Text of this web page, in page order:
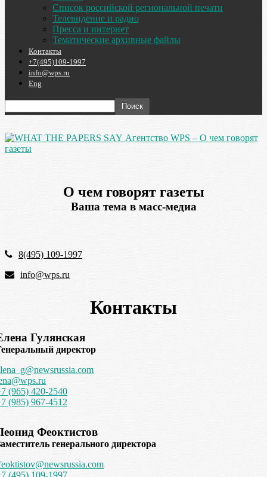
Список российской региональной печати
Телевидение и радио
Пресса и интернет
Тематические архивные файлы
Контакты
+7(495)109-1997
info@wps.ru
Eng
Агентство WPS – О чем говорят
газеты
О чем говорят газеты
Ваша тема в масс-медиа
8(495) 109-1997
info@wps.ru
Контакты
Гулянская
директор
(965) 420-2540
(985) 967-4512
Феоктистов
генерального директора